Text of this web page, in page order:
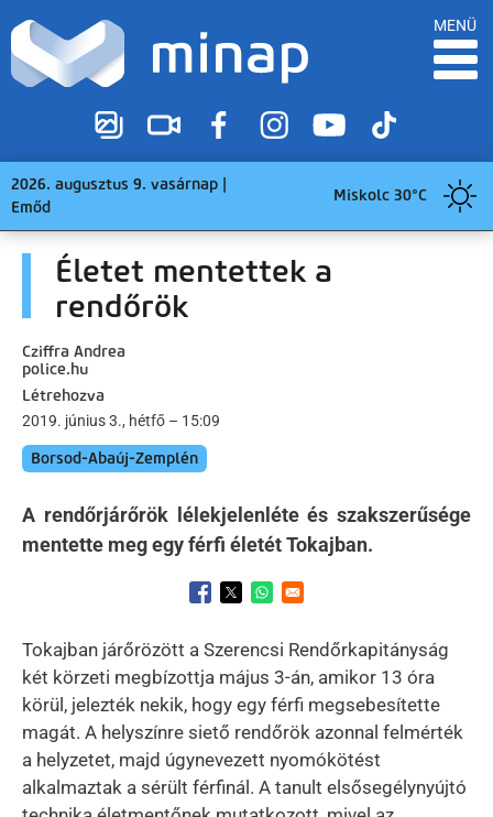
MENÜ
2026. augusztus 9. vasárnap |
Emőd
Miskolc 30°C
Életet mentettek a
rendőrök
Cziffra Andrea
police.hu
Létrehozva
2019. június 3., hétfő – 15:09
Borsod-Abaúj-Zemplén
A rendőrjárőrök lélekjelenléte és szakszerűsége
mentette meg egy férfi életét Tokajban.
Opens in a new window
Opens in a new window
Opens in a new window
Tokajban járőrözött a Szerencsi Rendőrkapitányság
két körzeti megbízottja május 3-án, amikor 13 óra
körül, jelezték nekik, hogy egy férfi megsebesítette
magát. A helyszínre siető rendőrök azonnal felmérték
a helyzetet, majd úgynevezett nyomókötést
alkalmaztak a sérült férfinál. A tanult elsősegélynyújtó